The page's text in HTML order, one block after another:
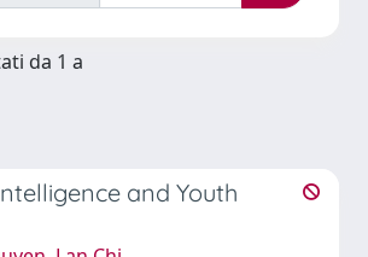
da 1 a
and Youth